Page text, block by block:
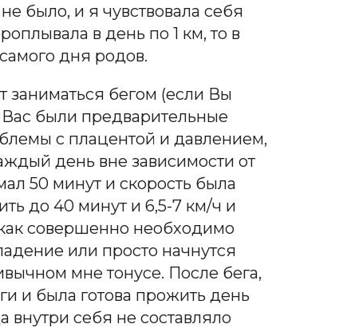
было, и я чувствовала себя
в день по 1 км, то в
дня родов.
бегом (если Вы
были предварительные
с плацентой и давлением,
день вне зависимости от
50 минут и скорость была
до 40 минут и 6,5-7 км/ч и
совершенно необходимо
или просто начнутся
мне тонусе. После бега,
и была готова прожить день
себя не составляло